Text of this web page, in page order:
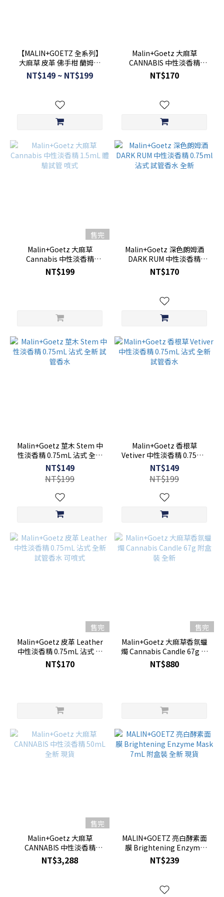
【MALIN+GOETZ 全系列】
大麻草 皮革 佛手柑 蘭姆酒
香根草 莖木 中性淡香精 全新
禮盒拆售
NT$149 ~ NT$199
Malin+Goetz 大麻草
CANNABIS 中性淡香精
0.75ml 沾式 全新 試管香水
NT$170
售完
Malin+Goetz 大麻草
Cannabis 中性淡香精
1.5mL 體驗試管 噴式
NT$199
Malin+Goetz 深色朗姆酒
DARK RUM 中性淡香精
0.75ml 沾式 試管香水 全新
NT$170
Malin+Goetz 莖木 Stem 中
性淡香精 0.75mL 沾式 全新
試管香水
NT$149
NT$199
Malin+Goetz 香根草
Vetiver 中性淡香精 0.75mL
沾式 全新 試管香水
NT$149
NT$199
售完
Malin+Goetz 皮革 Leather
中性淡香精 0.75mL 沾式 全
新 試管香水 可噴式
NT$170
售完
Malin+Goetz 大麻草香氛蠟
燭 Cannabis Candle 67g 附
盒裝 全新
NT$880
售完
Malin+Goetz 大麻草
CANNABIS 中性淡香精
50mL 全新 現貨
NT$3,288
MALIN+GOETZ 亮白酵素面
膜 Brightening Enzyme
Mask 7mL 附盒裝 全新 現貨
NT$239